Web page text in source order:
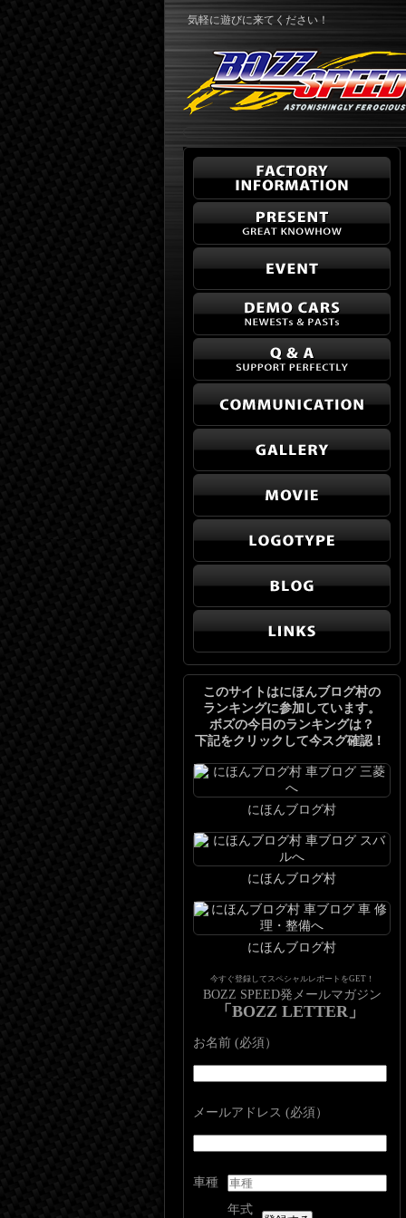
気軽に遊びに来てください！
このサイトはにほんブログ村の
ランキングに参加しています。
ボズの今日のランキングは？
下記をクリックして今スグ確認！
にほんブログ村
にほんブログ村
にほんブログ村
今すぐ登録してスペシャルレポートをGET！
BOZZ SPEED発メールマガジン
「BOZZ LETTER」
お名前 (必須）
メールアドレス (必須）
車種
年式